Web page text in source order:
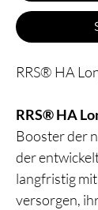
RRS® HA
RRS® HA
Booster der
der
langfristig
versorgen,